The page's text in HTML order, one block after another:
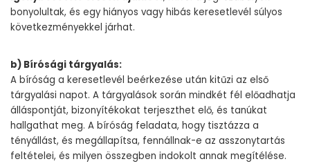
bonyolultak, és egy hiányos vagy hibás keresetlevél súlyos
következményekkel járhat.
b) Bírósági tárgyalás:
A bíróság a keresetlevél beérkezése után kitűzi az első
tárgyalási napot. A tárgyalások során mindkét fél előadhatja
álláspontját, bizonyítékokat terjeszthet elő, és tanúkat
hallgathat meg. A bíróság feladata, hogy tisztázza a
tényállást, és megállapítsa, fennállnak-e az asszonytartás
feltételei, és milyen összegben indokolt annak megítélése.